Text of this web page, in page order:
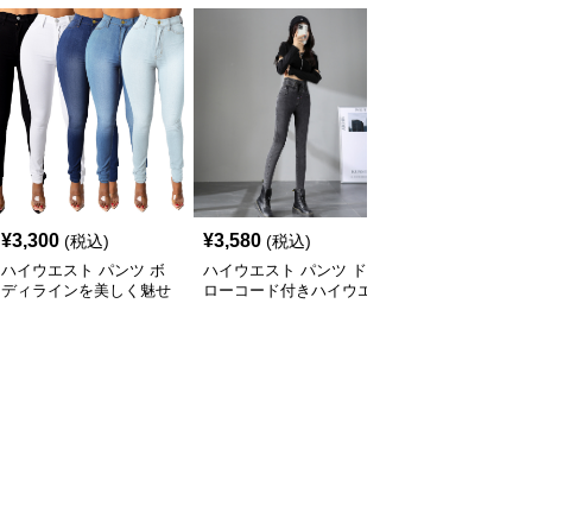
¥3,300 (税込)
ハイウエスト パンツ ボ
ディラインを美しく魅せ
¥3,580 (税込)
ハイウエスト パンツ ド
ローコード付きハイウエ